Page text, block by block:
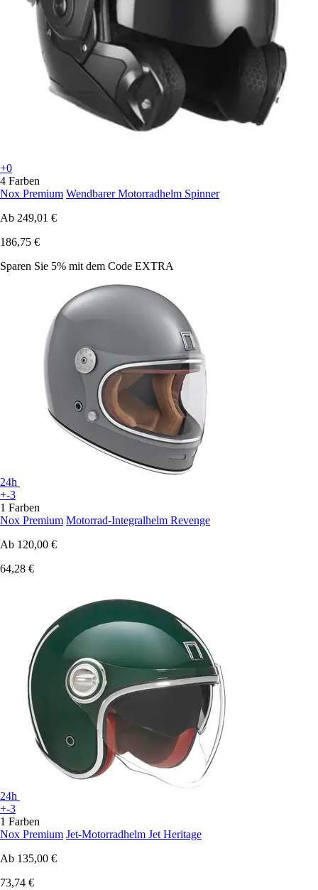
+0
4 Farben
Nox Premium Wendbarer Motorradhelm Spinner
Ab 249,01 €
186,75 €
Sparen Sie 5% mit dem Code EXTRA
24h
+-3
1 Farben
Nox Premium Motorrad-Integralhelm Revenge
Ab 120,00 €
64,28 €
24h
+-3
1 Farben
Nox Premium Jet-Motorradhelm Jet Heritage
Ab 135,00 €
73,74 €